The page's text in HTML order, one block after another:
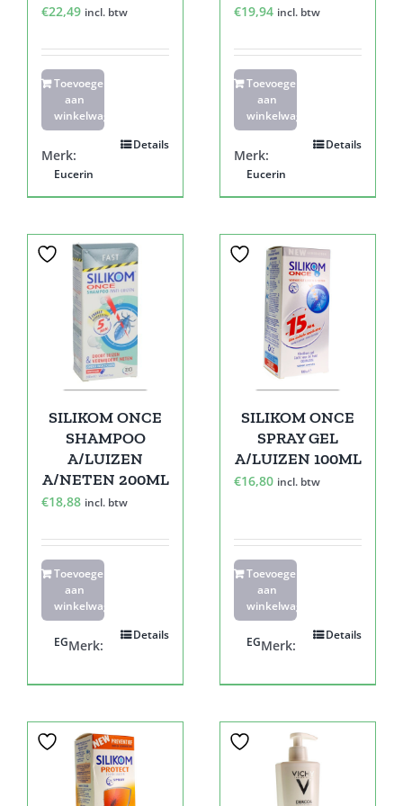
€22,49 incl. btw
Toevoegen
aan
winkelwagen
Details
Merk:
Eucerin
€19,94 incl. btw
Toevoegen
aan
winkelwagen
Details
Merk:
Eucerin
SILIKOM ONCE
SHAMPOO
A/LUIZEN
A/NETEN 200ML
€18,88 incl. btw
Toevoegen
aan
winkelwagen
Details
Merk:
EG
SILIKOM ONCE
SPRAY GEL
A/LUIZEN 100ML
€16,80 incl. btw
Toevoegen
aan
winkelwagen
Details
Merk:
EG